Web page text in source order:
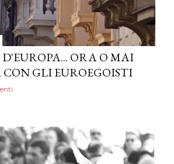
ORA O MAI
CON GLI EUROEGOISTI